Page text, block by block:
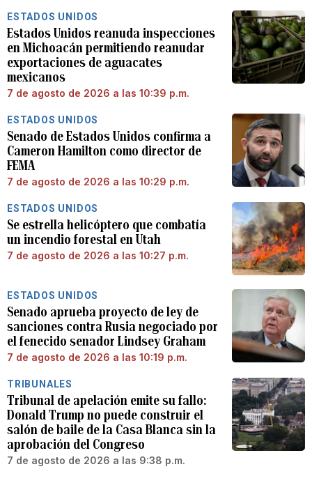
ESTADOS UNIDOS
Estados Unidos reanuda inspecciones
en Michoacán permitiendo reanudar
exportaciones de aguacates
mexicanos
7 de agosto de 2026 a las 10:39 p.m.
ESTADOS UNIDOS
Senado de Estados Unidos confirma a
Cameron Hamilton como director de
FEMA
7 de agosto de 2026 a las 10:29 p.m.
ESTADOS UNIDOS
Se estrella helicóptero que combatía
un incendio forestal en Utah
7 de agosto de 2026 a las 10:27 p.m.
ESTADOS UNIDOS
Senado aprueba proyecto de ley de
sanciones contra Rusia negociado por
el fenecido senador Lindsey Graham
7 de agosto de 2026 a las 10:19 p.m.
TRIBUNALES
Tribunal de apelación emite su fallo:
Donald Trump no puede construir el
salón de baile de la Casa Blanca sin la
aprobación del Congreso
7 de agosto de 2026 a las 9:38 p.m.